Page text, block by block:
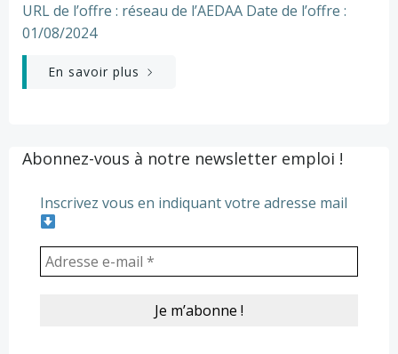
URL de l’offre : réseau de l’AEDAA Date de l’offre :
01/08/2024
En savoir plus
Abonnez-vous à notre newsletter emploi !
Inscrivez vous en indiquant votre adresse mail